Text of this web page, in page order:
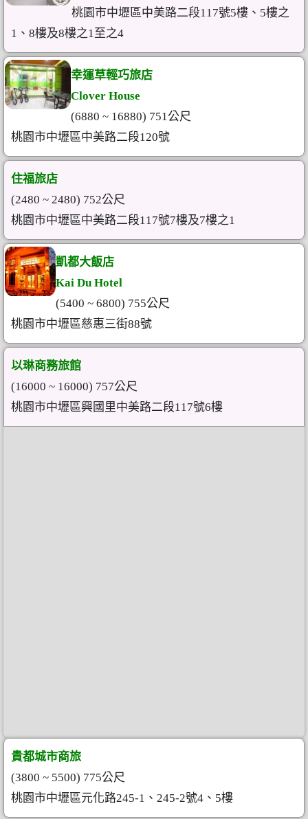
桃園市中壢區中美路二段117號5樓、5樓之
1、8樓及8樓之1至之4
幸運草輕巧旅店
Clover House
(6880 ~ 16880) 751公尺
桃園市中壢區中美路二段120號
住福旅店
(2480 ~ 2480) 752公尺
桃園市中壢區中美路二段117號7樓及7樓之1
凱都大飯店
Kai Du Hotel
(5400 ~ 6800) 755公尺
桃園市中壢區慈惠三街88號
以琳商務旅館
(16000 ~ 16000) 757公尺
桃園市中壢區興國里中美路二段117號6樓
貴都城市商旅
(3800 ~ 5500) 775公尺
桃園市中壢區元化路245-1、245-2號4、5樓